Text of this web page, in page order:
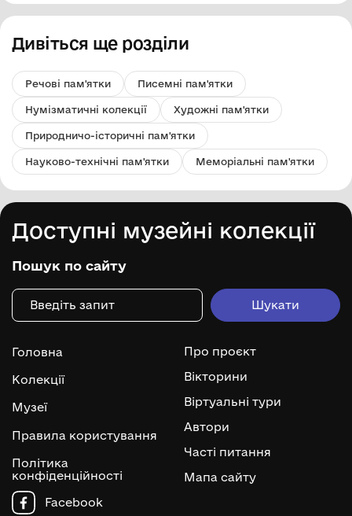
Дивіться ще розділи
Речові пам'ятки Писемні пам'ятки
Нумізматичні колекції Художні пам'ятки
Природничо-історичні пам'ятки
Науково-технічні пам'ятки Меморіальні пам'ятки
Доступні музейні колекції
Пошук по сайту
Головна
Колекції
Музеї
Правила користування
Політика
конфіденційності
Про проєкт
Вікторини
Віртуальні тури
Автори
Часті питання
Мапа сайту
Facebook